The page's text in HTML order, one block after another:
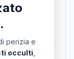
perizia e
occulti